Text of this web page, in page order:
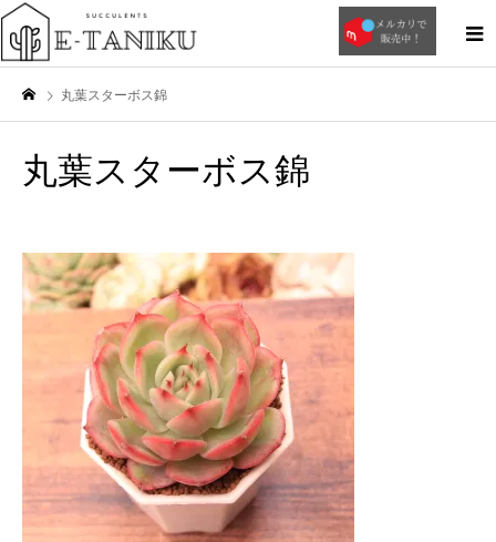
丸葉スターボス錦
丸葉スターボス錦